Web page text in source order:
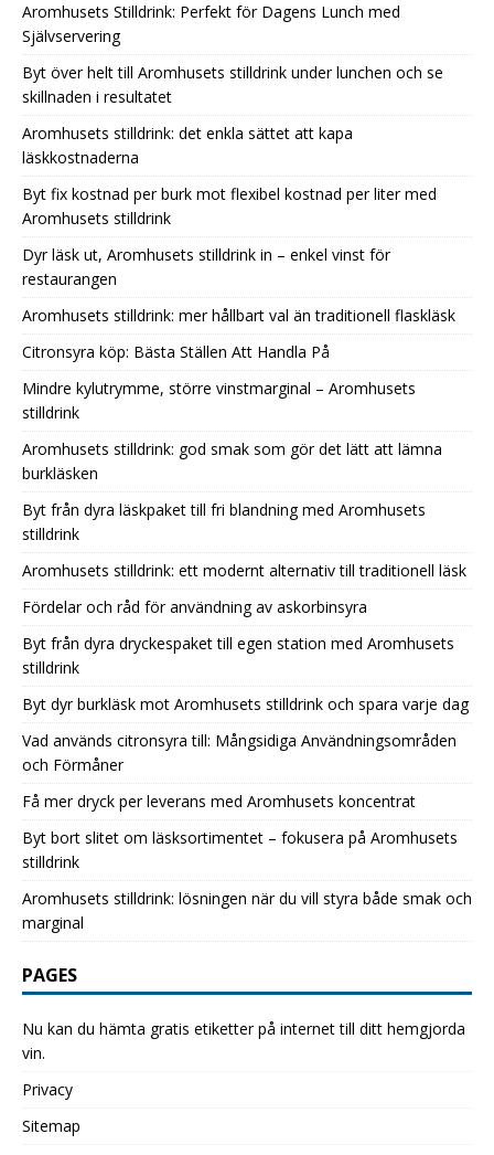
Aromhusets Stilldrink: Perfekt för Dagens Lunch med
Självservering
Byt över helt till Aromhusets stilldrink under lunchen och se
skillnaden i resultatet
Aromhusets stilldrink: det enkla sättet att kapa
läskkostnaderna
Byt fix kostnad per burk mot flexibel kostnad per liter med
Aromhusets stilldrink
Dyr läsk ut, Aromhusets stilldrink in – enkel vinst för
restaurangen
Aromhusets stilldrink: mer hållbart val än traditionell flaskläsk
Citronsyra köp: Bästa Ställen Att Handla På
Mindre kylutrymme, större vinstmarginal – Aromhusets
stilldrink
Aromhusets stilldrink: god smak som gör det lätt att lämna
burkläsken
Byt från dyra läskpaket till fri blandning med Aromhusets
stilldrink
Aromhusets stilldrink: ett modernt alternativ till traditionell läsk
Fördelar och råd för användning av askorbinsyra
Byt från dyra dryckespaket till egen station med Aromhusets
stilldrink
Byt dyr burkläsk mot Aromhusets stilldrink och spara varje dag
Vad används citronsyra till: Mångsidiga Användningsområden
och Förmåner
Få mer dryck per leverans med Aromhusets koncentrat
Byt bort slitet om läsksortimentet – fokusera på Aromhusets
stilldrink
Aromhusets stilldrink: lösningen när du vill styra både smak och
marginal
PAGES
Nu kan du hämta gratis etiketter på internet till ditt hemgjorda
vin.
Privacy
Sitemap